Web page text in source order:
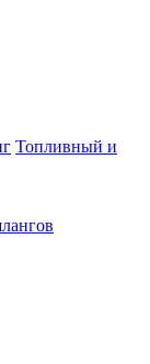
Топливный и